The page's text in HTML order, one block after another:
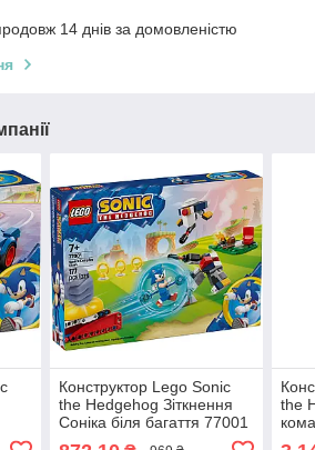
14 днів за домовленістю
Конструктор Lego Sonic
the Hedgehog Зіткнення
Соніка біля багаття 77001
the